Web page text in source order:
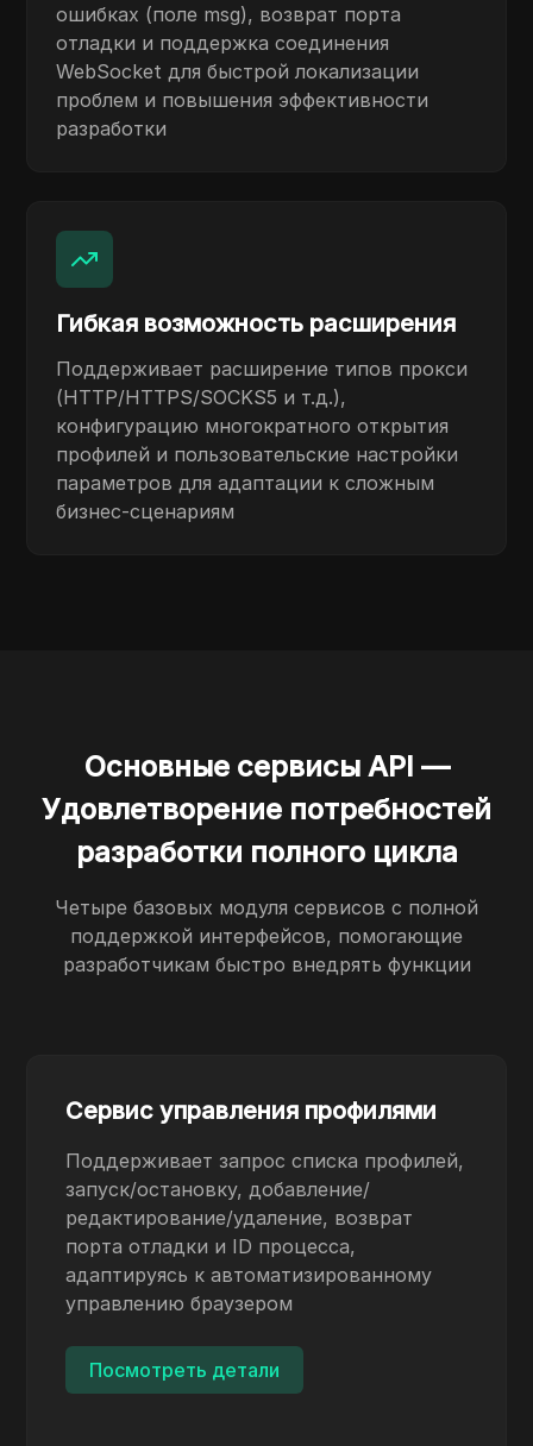
ошибках (поле msg), возврат порта
отладки и поддержка соединения
WebSocket для быстрой локализации
проблем и повышения эффективности
разработки
Гибкая возможность расширения
Поддерживает расширение типов прокси
(HTTP/HTTPS/SOCKS5 и т.д.),
конфигурацию многократного открытия
профилей и пользовательские настройки
параметров для адаптации к сложным
бизнес-сценариям
Основные сервисы API —
Удовлетворение потребностей
разработки полного цикла
Четыре базовых модуля сервисов с полной
поддержкой интерфейсов, помогающие
разработчикам быстро внедрять функции
Сервис управления профилями
Поддерживает запрос списка профилей,
запуск/остановку, добавление/
редактирование/удаление, возврат
порта отладки и ID процесса,
адаптируясь к автоматизированному
управлению браузером
Посмотреть детали